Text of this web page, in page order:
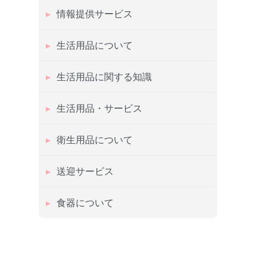
情報提供サービス
生活用品について
生活用品に関する知識
生活用品・サービス
衛生用品について
送迎サービス
食器について